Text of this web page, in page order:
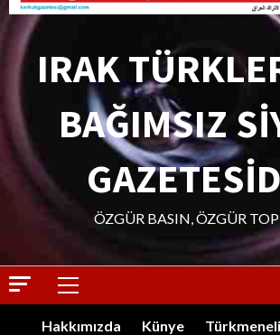
IRAK
BAĞIMSIZ
ÖZGÜR BASIN, ÖZGÜR
Hakkımızda Künye